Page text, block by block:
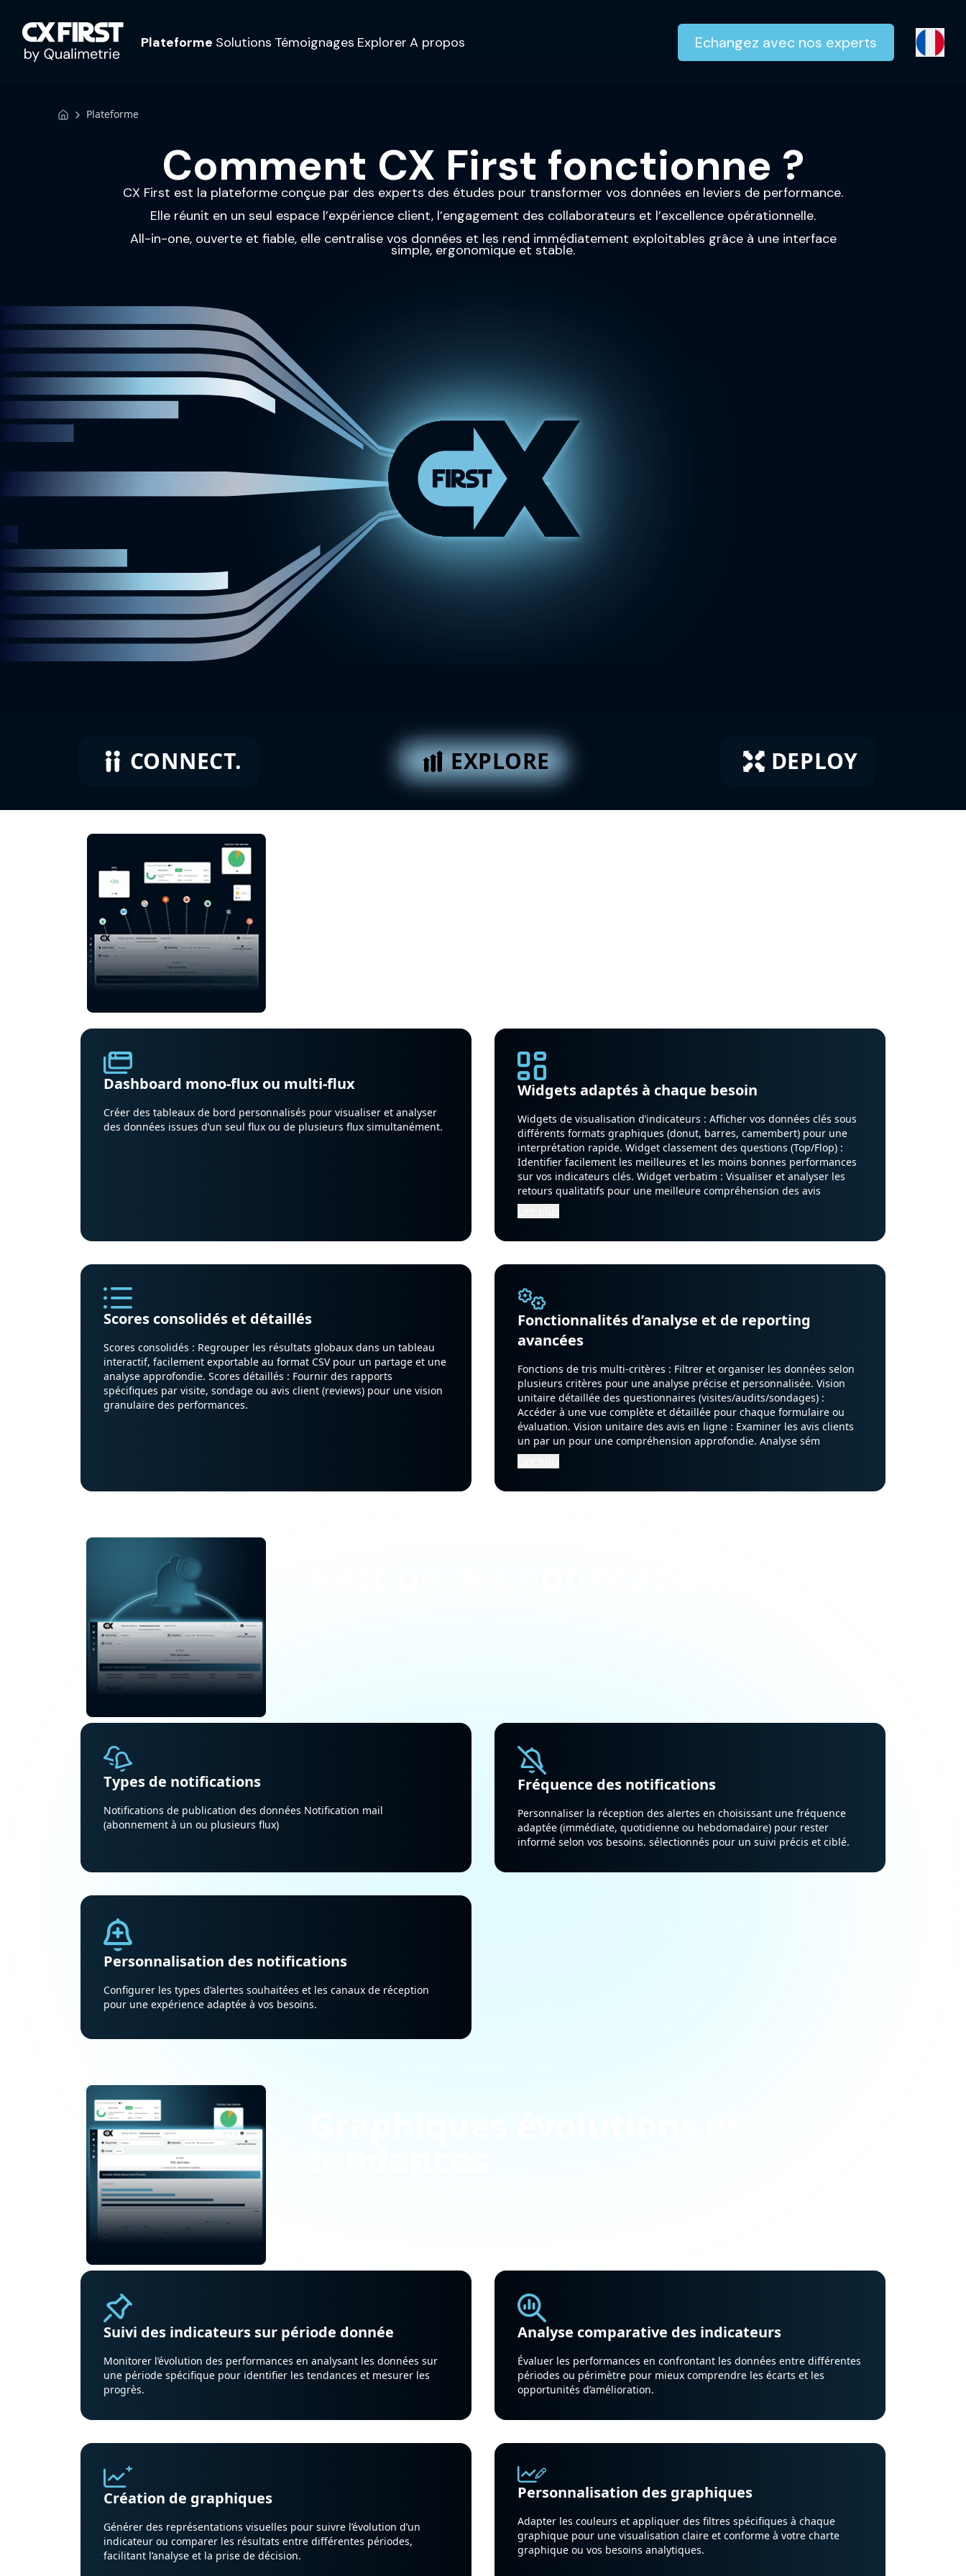
Plateforme Solutions Témoignages Explorer A propos Echangez avec nos experts
Plateforme
Comment CX First fonctionne ?
CX First est la plateforme conçue par des experts des études pour transformer vos données en leviers de performance.
Elle réunit en un seul espace l’expérience client, l’engagement des collaborateurs et l’excellence opérationnelle.
All-in-one, ouverte et fiable, elle centralise vos données et les rend immédiatement exploitables grâce à une interface
simple, ergonomique et stable.
CONNECT. EXPLORE DEPLOY
Dashboard mono-flux ou multi-flux
Créer des tableaux de bord personnalisés pour visualiser et analyser
des données issues d’un seul flux ou de plusieurs flux simultanément.
Widgets adaptés à chaque besoin
Widgets de visualisation d’indicateurs : Afficher vos données clés sous
différents formats graphiques (donut, barres, camembert) pour une
interprétation rapide. Widget classement des questions (Top/Flop) :
Identifier facilement les meilleures et les moins bonnes performances
sur vos indicateurs clés. Widget verbatim : Visualiser et analyser les
retours qualitatifs pour une meilleure compréhension des avis
Scores consolidés et détaillés
Scores consolidés : Regrouper les résultats globaux dans un tableau
interactif, facilement exportable au format CSV pour un partage et une
analyse approfondie. Scores détaillés : Fournir des rapports
spécifiques par visite, sondage ou avis client (reviews) pour une vision
granulaire des performances.
Fonctionnalités d’analyse et de reporting
avancées
Fonctions de tris multi-critères : Filtrer et organiser les données selon
plusieurs critères pour une analyse précise et personnalisée. Vision
unitaire détaillée des questionnaires (visites/audits/sondages) :
Accéder à une vue complète et détaillée pour chaque formulaire ou
évaluation. Vision unitaire des avis en ligne : Examiner les avis clients
un par un pour une compréhension approfondie. Analyse sém
Types de notifications
Notifications de publication des données Notification mail
(abonnement à un ou plusieurs flux)
Fréquence des notifications
Personnaliser la réception des alertes en choisissant une fréquence
adaptée (immédiate, quotidienne ou hebdomadaire) pour rester
informé selon vos besoins. sélectionnés pour un suivi précis et ciblé.
Personnalisation des notifications
Configurer les types d’alertes souhaitées et les canaux de réception
pour une expérience adaptée à vos besoins.
Suivi des indicateurs sur période donnée
Monitorer l’évolution des performances en analysant les données sur
une période spécifique pour identifier les tendances et mesurer les
progrès.
Analyse comparative des indicateurs
Évaluer les performances en confrontant les données entre différentes
périodes ou périmètre pour mieux comprendre les écarts et les
opportunités d’amélioration.
Création de graphiques
Générer des représentations visuelles pour suivre l’évolution d’un
indicateur ou comparer les résultats entre différentes périodes,
facilitant l’analyse et la prise de décision.
Personnalisation des graphiques
Adapter les couleurs et appliquer des filtres spécifiques à chaque
graphique pour une visualisation claire et conforme à votre charte
graphique ou vos besoins analytiques.